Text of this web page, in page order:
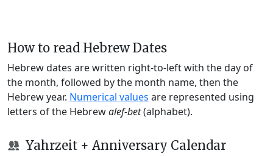
How to read Hebrew Dates
Hebrew dates are written right-to-left with the day of
the month, followed by the month name, then the
Hebrew year. Numerical values are represented using
letters of the Hebrewalef-bet(alphabet).
Yahrzeit + Anniversary Calendar